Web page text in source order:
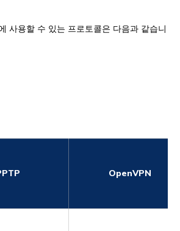
사용할 수 있는 프로토콜은 다음과 같습니
OpenVPN